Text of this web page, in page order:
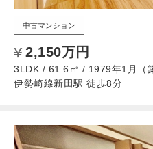
中古マンション
2,150万円
3LDK / 61.6㎡ / 1979年1月（
伊勢崎線新田駅 徒歩8分